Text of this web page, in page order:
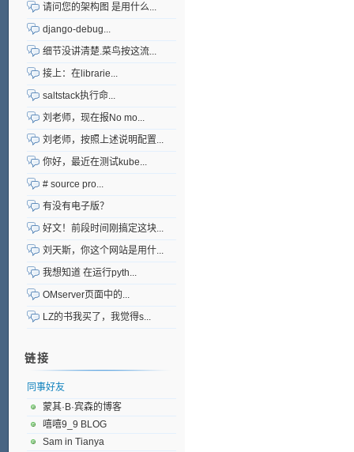
请问您的架构图 是用什么...
django-debug...
细节没讲清楚.菜鸟按这流...
接上：在librarie...
saltstack执行命...
刘老师，现在报No mo...
刘老师，按照上述说明配置...
你好，最近在测试kube...
# source pro...
有没有电子版？
好文！前段时间刚搞定这块...
刘天斯，你这个网站是用什...
我想知道 在运行pyth...
OMserver页面中的...
LZ的书我买了，我觉得s...
链接
同事好友
蒙其·B·宾森的博客
嘻嘻9_9 BLOG
Sam in Tianya